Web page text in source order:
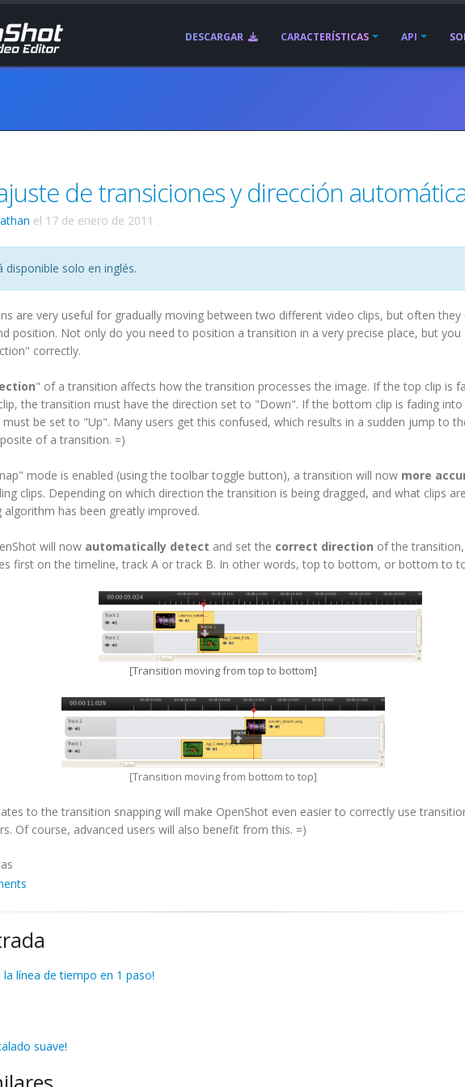
DESCARGAR CARACTERÍSTICAS API
de transiciones y dirección
el 17 de enero de 2011 .
disponible solo en inglés.
are very useful for gradually moving between two different video clips, but often they
position. Not only do you need to position a transition in a very precise place, but
correctly.
" of a transition affects how the transition processes the image. If the top clip is
the transition must have the direction set to "Down". If the bottom clip is fading
must be set to "Up". Many users get this confused, which results in a sudden jump to
of a transition. =)
mode is enabled (using the toolbar toggle button), a transition will now more
clips. Depending on which direction the transition is being dragged, and what clips
algorithm has been greatly improved.
will now automatically detect and set the correct direction of the
first on the timeline, track A or track B. In other words, top to bottom, or bottom to
[Transition moving from top to bottom]
[Transition moving from bottom to top]
to the transition snapping will make OpenShot even easier to correctly use
Of course, advanced users will also benefit from this. =)
la línea de tiempo en 1 paso!
suave!